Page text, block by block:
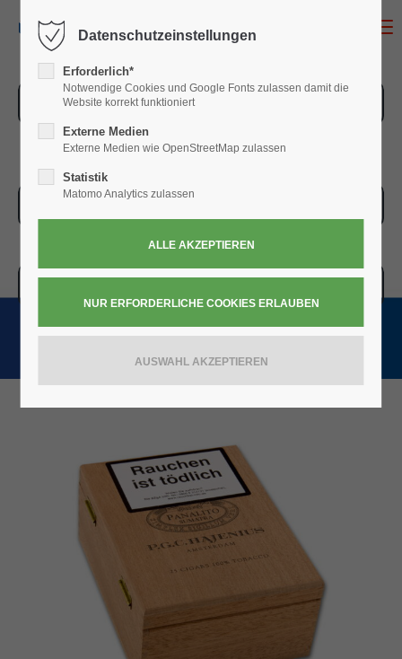
ZUR ÜBERSICHT
Datenschutzeinstellungen
Erforderlich*
Notwendige Cookies und Google Fonts zulassen damit die
Website korrekt funktioniert
Externe Medien
Externe Medien wie OpenStreetMap zulassen
Statistik
Matomo Analytics zulassen